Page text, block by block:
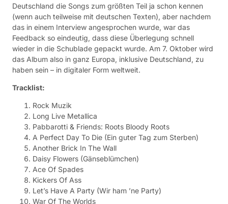
Deutschland die Songs zum größten Teil ja schon kennen
(wenn auch teilweise mit deutschen Texten), aber nachdem
das in einem Interview angesprochen wurde, war das
Feedback so eindeutig, dass diese Überlegung schnell
wieder in die Schublade gepackt wurde. Am 7. Oktober wird
das Album also in ganz Europa, inklusive Deutschland, zu
haben sein – in digitaler Form weltweit.
Tracklist:
Rock Muzik
Long Live Metallica
Pabbarotti & Friends: Roots Bloody Roots
A Perfect Day To Die (Ein guter Tag zum Sterben)
Another Brick In The Wall
Daisy Flowers (Gänseblümchen)
Ace Of Spades
Kickers Of Ass
Let’s Have A Party (Wir ham ’ne Party)
War Of The Worlds